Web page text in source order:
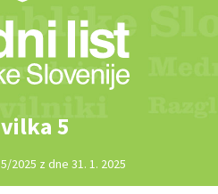
5
2025 z dne 31. 1. 2025